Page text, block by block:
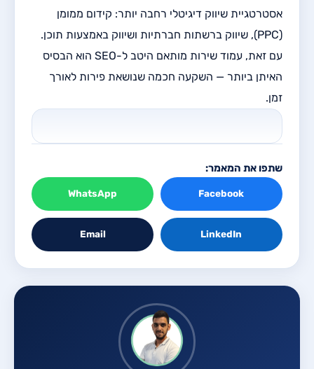
אסטרטגיית שיווק דיגיטלי רחבה יותר: קידום ממומן
(PPC), שיווק ברשתות חברתיות ושיווק באמצעות תוכן.
עם זאת, עמוד שירות מותאם היטב ל-SEO הוא הבסיס
האיתן ביותר — השקעה חכמה שנושאת פירות לאורך
זמן.
שתפו את המאמר:
Facebook
WhatsApp
LinkedIn
Email